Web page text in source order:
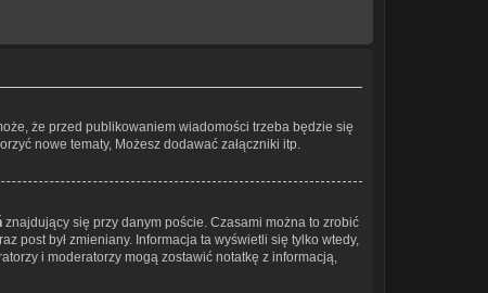
że przed publikowaniem wiadomości trzeba będzie się
nowe tematy, Możesz dodawać załączniki itp.
znajdujący się przy danym poście. Czasami można to zrobić
post był zmieniany. Informacja ta wyświetli się tylko wtedy,
i moderatorzy mogą zostawić notatkę z informacją,